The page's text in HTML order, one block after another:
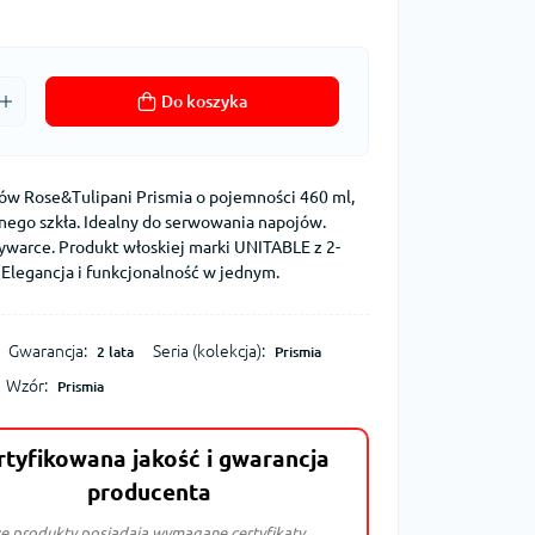
Do koszyka
Rose&Tulipani Prismia o pojemności 460 ml,
szkła. Idealny do serwowania napojów.
Produkt włoskiej marki UNITABLE z 2-
i funkcjonalność w jednym.
Gwarancja: 2 lata Seria (kolekcja): Prismia
Wzór: Prismia
jakość i gwarancja
producenta